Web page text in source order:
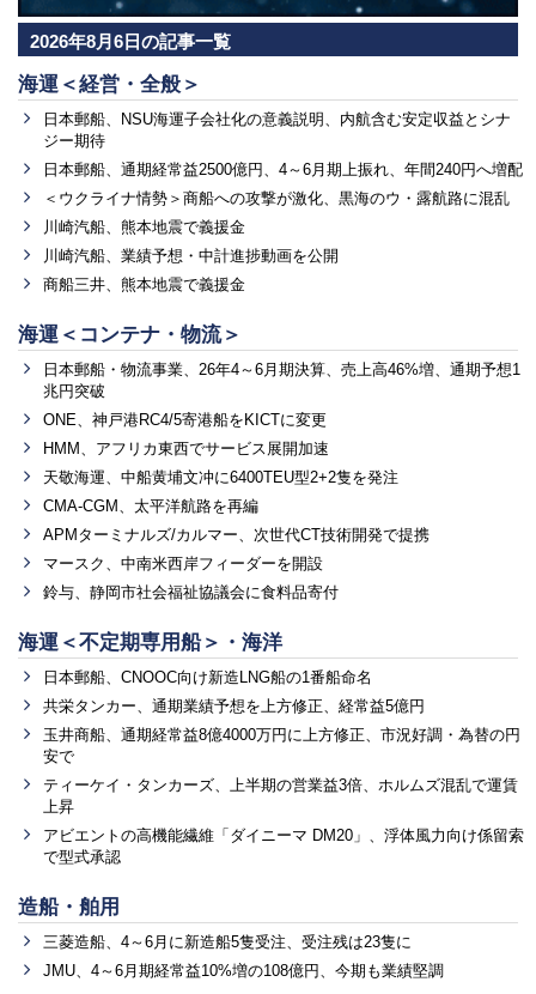
2026年8月6日の記事一覧
海運＜経営・全般＞
日本郵船、NSU海運子会社化の意義説明、内航含む安定収益とシナ
ジー期待
日本郵船、通期経常益2500億円、4～6月期上振れ、年間240円へ増配
＜ウクライナ情勢＞商船への攻撃が激化、黒海のウ・露航路に混乱
川崎汽船、熊本地震で義援金
川崎汽船、業績予想・中計進捗動画を公開
商船三井、熊本地震で義援金
海運＜コンテナ・物流＞
日本郵船・物流事業、26年4～6月期決算、売上高46%増、通期予想1
兆円突破
ONE、神戸港RC4/5寄港船をKICTに変更
HMM、アフリカ東西でサービス展開加速
天敬海運、中船黄埔文冲に6400TEU型2+2隻を発注
CMA-CGM、太平洋航路を再編
APMターミナルズ/カルマー、次世代CT技術開発で提携
マースク、中南米西岸フィーダーを開設
鈴与、静岡市社会福祉協議会に食料品寄付
海運＜不定期専用船＞・海洋
日本郵船、CNOOC向け新造LNG船の1番船命名
共栄タンカー、通期業績予想を上方修正、経常益5億円
玉井商船、通期経常益8億4000万円に上方修正、市況好調・為替の円
安で
ティーケイ・タンカーズ、上半期の営業益3倍、ホルムズ混乱で運賃
上昇
アビエントの高機能繊維「ダイニーマ DM20」、浮体風力向け係留索
で型式承認
造船・舶用
三菱造船、4～6月に新造船5隻受注、受注残は23隻に
JMU、4～6月期経常益10%増の108億円、今期も業績堅調